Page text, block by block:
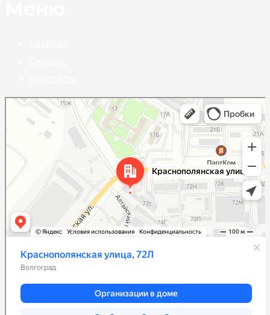
Волгоград
Краснополянская улица, 72Л на карте Волгограда — Яндекс Карты